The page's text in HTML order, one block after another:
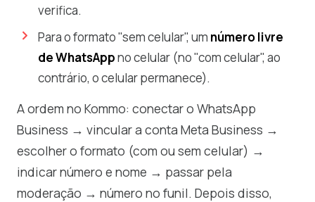
verifica.
Para o formato "sem celular", um número livre
de WhatsAppno celular (no "com celular", ao
contrário, o celular permanece).
A ordem no Kommo: conectar o WhatsApp
Business → vincular a conta Meta Business →
escolher o formato (com ou sem celular) →
indicar número e nome → passar pela
moderação → número no funil. Depois disso,